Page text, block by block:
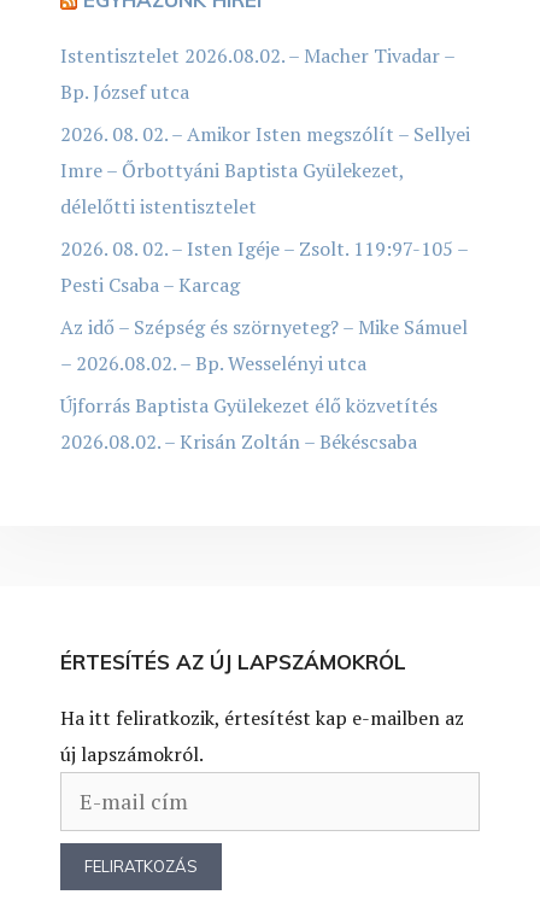
Istentisztelet 2026.08.02. – Macher Tivadar –
Bp. József utca
2026. 08. 02. – Amikor Isten megszólít – Sellyei
Imre – Őrbottyáni Baptista Gyülekezet,
délelőtti istentisztelet
2026. 08. 02. – Isten Igéje – Zsolt. 119:97-105 –
Pesti Csaba – Karcag
Az idő – Szépség és szörnyeteg? – Mike Sámuel
– 2026.08.02. – Bp. Wesselényi utca
Újforrás Baptista Gyülekezet élő közvetítés
2026.08.02. – Krisán Zoltán – Békéscsaba
ÉRTESÍTÉS AZ ÚJ LAPSZÁMOKRÓL
Ha itt feliratkozik, értesítést kap e-mailben az
új lapszámokról.